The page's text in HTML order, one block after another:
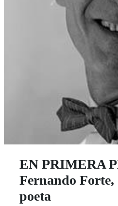
EN PRIMERA
Fernando
poeta